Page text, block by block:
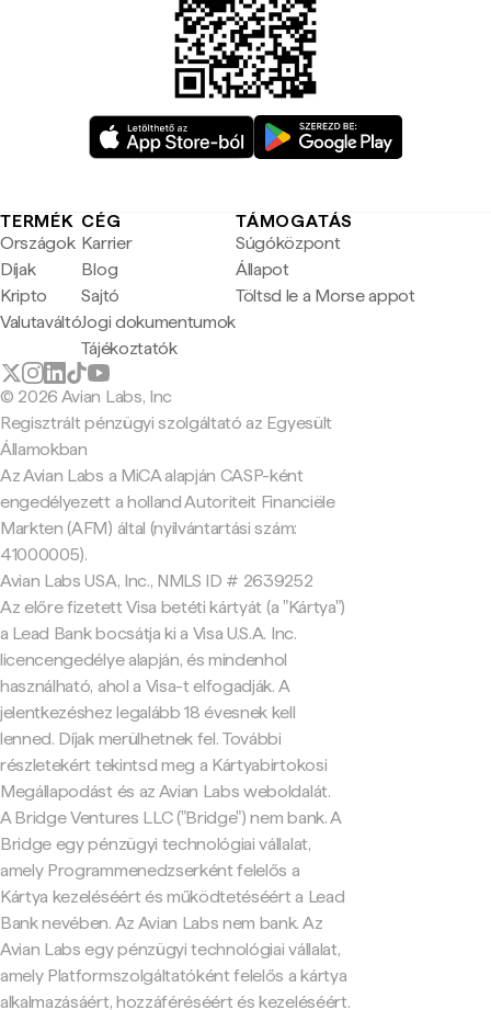
TERMÉK
Országok
Díjak
Kripto
Valutaváltó
CÉG
Karrier
Blog
Sajtó
Jogi dokumentumok
Tájékoztatók
TÁMOGATÁS
Súgóközpont
Állapot
Töltsd le a Morse appot
© 2026 Avian Labs, Inc
Regisztrált pénzügyi szolgáltató az Egyesült
Államokban
Az Avian Labs a MiCA alapján CASP-ként
engedélyezett a holland Autoriteit Financiële
Markten (AFM) által (nyilvántartási szám:
41000005).
Avian Labs USA, Inc., NMLS ID # 2639252
Az előre fizetett Visa betéti kártyát (a "Kártya")
a Lead Bank bocsátja ki a Visa U.S.A. Inc.
licencengedélye alapján, és mindenhol
használható, ahol a Visa-t elfogadják. A
jelentkezéshez legalább 18 évesnek kell
lenned. Díjak merülhetnek fel. További
részletekért tekintsd meg a Kártyabirtokosi
Megállapodást és az Avian Labs weboldalát.
A Bridge Ventures LLC ("Bridge") nem bank. A
Bridge egy pénzügyi technológiai vállalat,
amely Programmenedzserként felelős a
Kártya kezeléséért és működtetéséért a Lead
Bank nevében. Az Avian Labs nem bank. Az
Avian Labs egy pénzügyi technológiai vállalat,
amely Platformszolgáltatóként felelős a kártya
alkalmazásáért, hozzáféréséért és kezeléséért.